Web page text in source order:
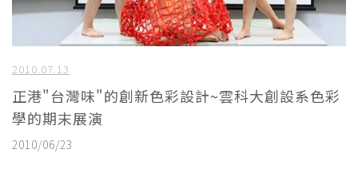
2010.07.13
正港"台灣味"的創新色彩設計~雲科大創設系色彩
學的期末展演
2010/06/23